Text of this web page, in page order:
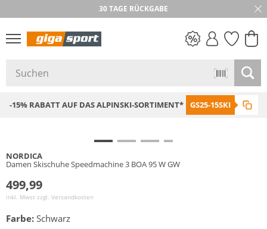
30 TAGE RÜCKGABE
-15% RABATT AUF DAS ALPINSKI-SORTIMENT* GS25-15SKI
NORDICA
Damen Skischuhe Speedmachine 3 BOA 95 W GW
499,99
inkl. Mwst zzgl. Versandkosten
Farbe: Schwarz